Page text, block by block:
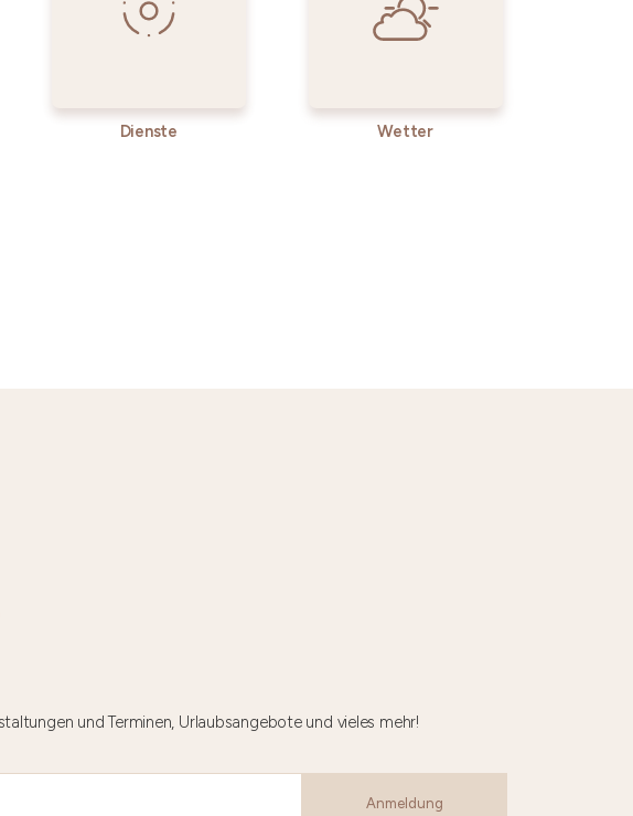
Dienste Wetter
und Terminen, Urlaubsangebote und vieles mehr!
Anmeldung